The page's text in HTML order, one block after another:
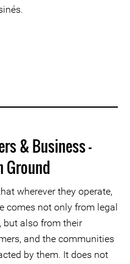
& Business -
Ground
wherever they operate,
comes not only from legal
but also from their
and the communities
by them. It does not